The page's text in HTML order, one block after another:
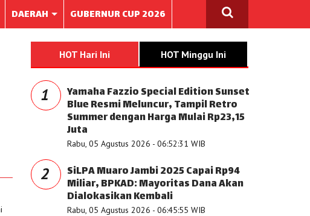
DAERAH GUBERNUR CUP 2026
HOT Hari Ini HOT Minggu Ini
1 Yamaha Fazzio Special Edition Sunset
Blue Resmi Meluncur, Tampil Retro
Summer dengan Harga Mulai Rp23,15
Juta
Rabu, 05 Agustus 2026 - 06:52:31 WIB
2 SiLPA Muaro Jambi 2025 Capai Rp94
Miliar, BPKAD: Mayoritas Dana Akan
Dialokasikan Kembali
Rabu, 05 Agustus 2026 - 06:45:55 WIB